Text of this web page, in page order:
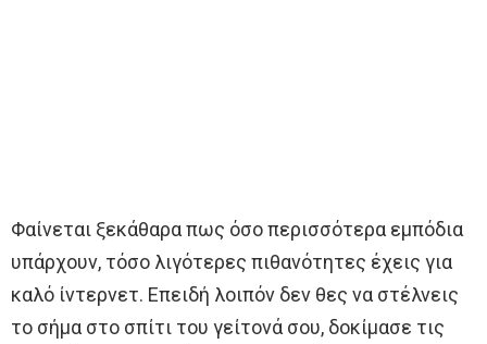
Φαίνεται ξεκάθαρα πως όσο περισσότερα εμπόδια
υπάρχουν, τόσο λιγότερες πιθανότητες έχεις για
καλό ίντερνετ. Επειδή λοιπόν δεν θες να στέλνεις
το σήμα στο σπίτι του γείτονά σου, δοκίμασε τις